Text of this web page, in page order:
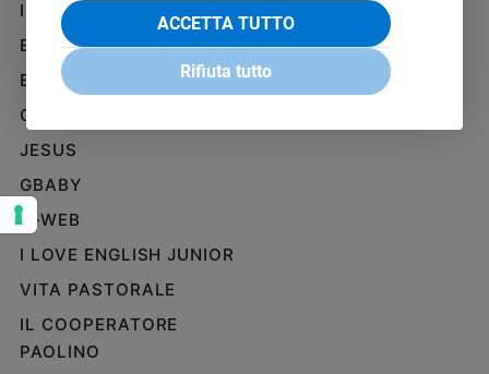
Aziende
di
valore
della
settimana
Migranti
Diversità
e
inclusione
Costume
Cultura
e
IL GIORNALINO
EDICOLA SAN PAOLO
EDIZIONI SAN PAOLO
CREDERE
JESUS
GBABY
G-WEB
I LOVE ENGLISH JUNIOR
VITA PASTORALE
IL COOPERATORE
PAOLINO
ACCETTA TUTTO
Rifiuta tutto